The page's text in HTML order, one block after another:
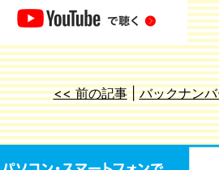
<< 前の記事|バックナン